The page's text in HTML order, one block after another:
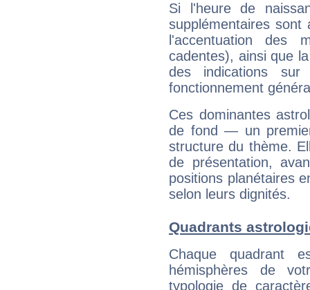
Si l'heure de
supplémentaires sont
l'accentuation des
cadentes), ainsi que
des indications sur
fonctionnement
Ces dominantes
de fond — un
structure du thème.
de présentation,
positions planétaires
selon leurs dignités.
Quadrants
Chaque quadrant
hémisphères de
typologie de